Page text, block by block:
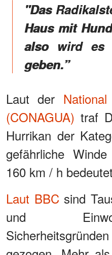
"Das
Haus mit
also wird es
geben.”
Laut der
(CONAGUA) traf
Hurrikan der
gefährliche
160 km / h
Laut BBCsind
und